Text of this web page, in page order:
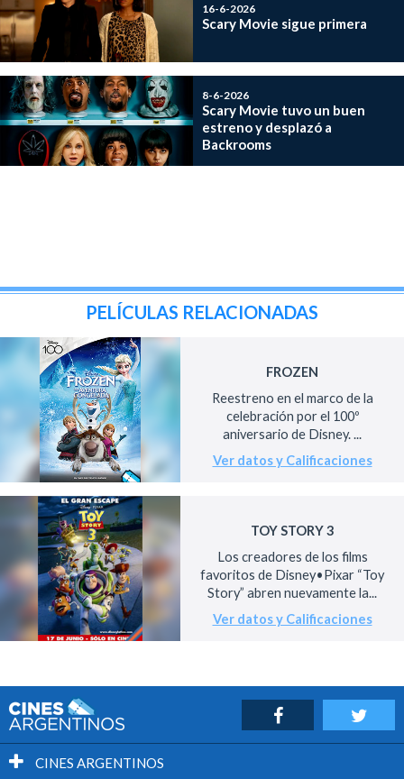
16-6-2026
Scary Movie sigue primera
8-6-2026
Scary Movie tuvo un buen
estreno y desplazó a
Backrooms
PELÍCULAS RELACIONADAS
FROZEN
Reestreno en el marco de la
celebración por el 100º
aniversario de Disney. ...
Ver datos y Calificaciones
TOY STORY 3
Los creadores de los films
favoritos de Disney•Pixar “Toy
Story” abren nuevamente la...
Ver datos y Calificaciones
CINES ARGENTINOS